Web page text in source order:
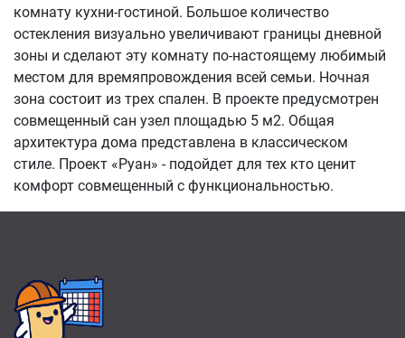
комнату кухни-гостиной. Большое количество
остекления визуально увеличивают границы дневной
зоны и сделают эту комнату по-настоящему любимый
местом для времяпровождения всей семьи. Ночная
зона состоит из трех спален. В проекте предусмотрен
совмещенный сан узел площадью 5 м2. Общая
архитектура дома представлена в классическом
стиле. Проект «Руан» - подойдет для тех кто ценит
комфорт совмещенный с функциональностью.